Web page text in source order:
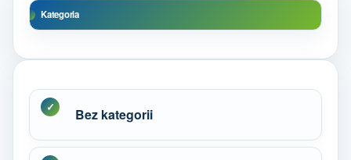
Kategoria
Bez kategorii